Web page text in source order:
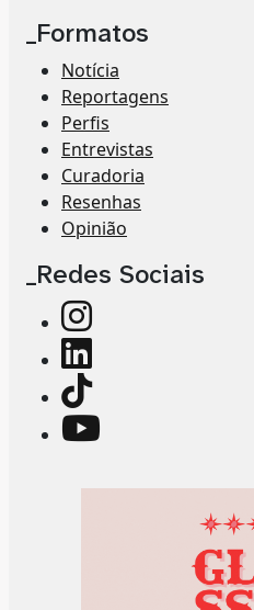
_Formatos
Notícia
Reportagens
Perfis
Entrevistas
Curadoria
Resenhas
Opinião
_Redes Sociais